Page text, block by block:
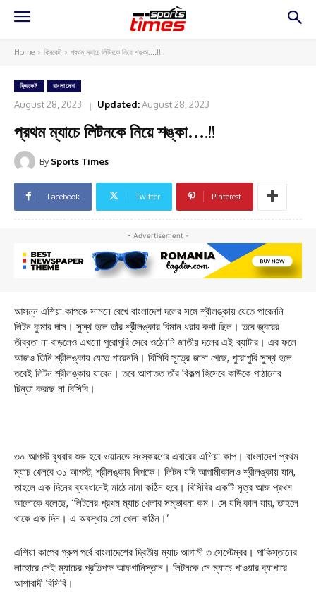
Home ক্রিকেট প্রথম ম্যাচে লিটনকে নিয়ে শঙ্কা....!!
ক্রিকেট বাংলাদেশ
August 28, 2023 Updated:August 28, 2023
প্রথম ম্যাচে লিটনকে নিয়ে শঙ্কা….!!
By Sports Times
Facebook Twitter Pinterest
- Advertisement -
আসন্ন এশিয়া কাপকে সামনে রেখে বাংলাদেশ দলের সঙ্গে শ্রীলঙ্কায় যেতে পারেননি
লিটন কুমার দাস। সুস্থ হলে তাঁর শ্রীলঙ্কার বিমান ধরার কথা ছিল। তবে জ্বরের
তীব্রতা না বাড়লেও এখনো পুরোপুরি সেরে ওঠেননি জাতীয় দলের এই ব্যাটার। এর ফলে
আজও তিনি শ্রীলঙ্কায় যেতে পারেননি। বিসিবি সূত্রে জানা গেছে, পুরোপুরি সুস্থ হলে
তবেই লিটন শ্রীলঙ্কায় যাবেন। তবে আপাতত তাঁর বিকল্প হিসেবে কাউকে পাঠানোর
চিন্তা করছে না বিসিবি।
৩০ আগস্ট বুধবার শুরু হবে ওয়ানডে সংস্করণের এবারের এশিয়া কাপ। বাংলাদেশ প্রথম
ম্যাচ খেলবে ৩১ আগস্ট, শ্রীলঙ্কার বিপক্ষে। লিটন যদি আগামীকালও শ্রীলঙ্কায় যান,
তাহলে এক দিনের ব্যবধানেই মাঠে নামা কঠিন হবে। বিসিবির একটি সূত্র আজ প্রথম
আলোকে বলেছে, ‘লিটনের প্রথম ম্যাচ খেলার সম্ভাবনা কম। সে যদি কাল যায়, তাহলে
থাকে এক দিন। এ অবস্থায় তো খেলা কঠিন।’
এশিয়া কাপের গ্রুপ পর্বে বাংলাদেশের দ্বিতীয় ম্যাচ আগামী ৩ সেপ্টেম্বর। পাকিস্তানের
লাহোরে সেই ম্যাচের প্রতিপক্ষ আফগানিস্তান। লিটনকে সে ম্যাচে পাওয়ার ব্যাপারে
আশাবাদী বিসিবি।